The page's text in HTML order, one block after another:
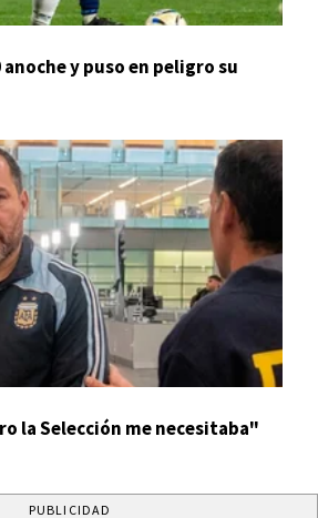
y puso en peligro su
la Selección me necesitaba"
PUBLICIDAD